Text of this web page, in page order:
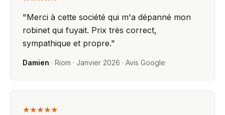
"Merci à cette société qui m'a dépanné mon
robinet qui fuyait. Prix très correct,
sympathique et propre."
Damien · Riom · Janvier 2026 · Avis Google
★★★★★